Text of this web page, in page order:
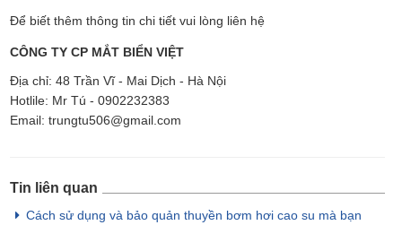
Để biết thêm thông tin chi tiết vui lòng liên hệ
CÔNG TY CP MẮT BIỂN VIỆT
Địa chỉ: 48 Trần Vĩ - Mai Dịch - Hà Nội
Hotlile: Mr Tú - 0902232383
Email: trungtu506@gmail.com
Tin liên quan
Cách sử dụng và bảo quản thuyền bơm hơi cao su mà bạn